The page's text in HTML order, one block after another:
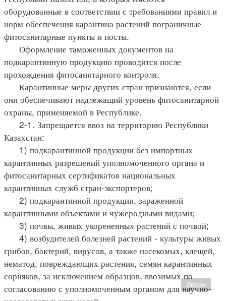
оборудованные в соответствии с требованиями правил и
норм обеспечения карантина растений пограничные
фитосанитарные пункты и посты.
Оформление таможенных документов на
подкарантинную продукцию проводится после
прохождения фитосанитарного контроля.
Карантинные меры других стран признаются, если
они обеспечивают надлежащий уровень фитосанитарной
охраны, применяемой в Республике.
2-1. Запрещается ввоз на территорию Республики
Казахстан:
1) подкарантинной продукции без импортных
карантинных разрешений уполномоченного органа и
фитосанитарных сертификатов национальных
карантинных служб стран-экспортеров;
2) подкарантинной продукции, зараженной
карантинными объектами и чужеродными видами;
3) почвы, живых укорененных растений с почвой;
4) возбудителей болезней растений - культуры живых
грибов, бактерий, вирусов, а также насекомых, клещей,
нематод, повреждающих растения, семян карантинных
сорняков, за исключением образцов, ввозимых по
согласованию с уполномоченным органом для научно-
Вверх